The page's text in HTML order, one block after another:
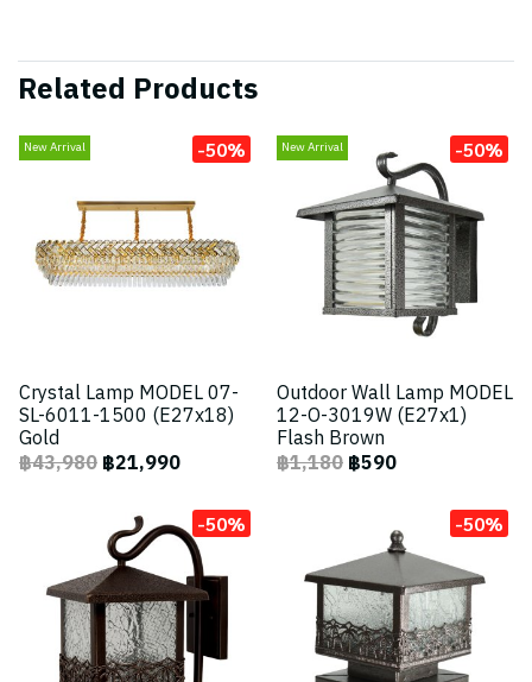
Related Products
New Arrival -50%
Crystal Lamp MODEL 07-
SL-6011-1500 (E27x18)
Gold
฿43,980฿21,990
New Arrival -50%
Outdoor Wall Lamp MODEL
12-O-3019W (E27x1)
Flash Brown
฿1,180฿590
-50% -50%